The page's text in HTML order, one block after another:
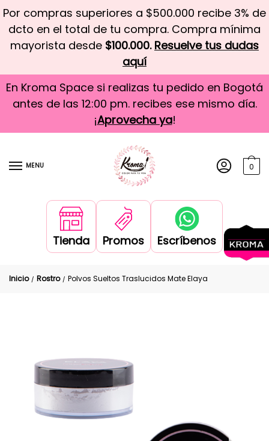
Por compras superiores a $500.000 recibe 3% de
dcto en el total de tu compra. Compra mínima
mayorista desde $100.000. Resuelve tus dudas
aquí
En Kroma Space si realizas tu pedido en Bogotá
antes de las 12:00 pm. recibes ese mismo día.
¡Aprovecha ya!
MENU 0
Tienda Promos Escríbenos
Inicio / Rostro / Polvos Sueltos Traslucidos Mate Elaya